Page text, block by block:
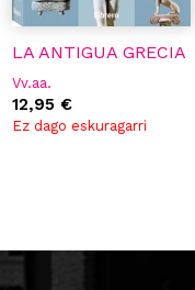
LA ANTIGUA GRECIA
Vv.aa.
12,95 €
Ez dago eskuragarri